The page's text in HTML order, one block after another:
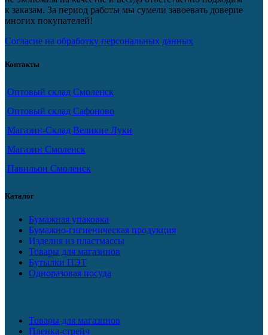
к заказам. За период работы мы сумели завоевать доверие
многих покупателей!
Согласие на обработку персональных данных
Контакты
Оптовый склад Смоленск
Оптовый склад Сафоново
Магазин-Склад Великие Луки
Магазин Смоленск
Павильон Смоленск
Каталог
Бумажная упаковка
Бумажно-гигиеническая продукция
Изделия из пластмассы
Товары для магазинов
Бутылки ПЭТ
Одноразовая посуда
Товары для магазинов
Пленка-стрейч